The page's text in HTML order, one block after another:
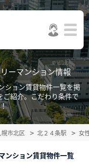
ーマンション情報
ション賃貸物件一覧を掲
ご紹介。こだわり条件で
幌市北区 北２４条駅 女
ンション賃貸物件一覧